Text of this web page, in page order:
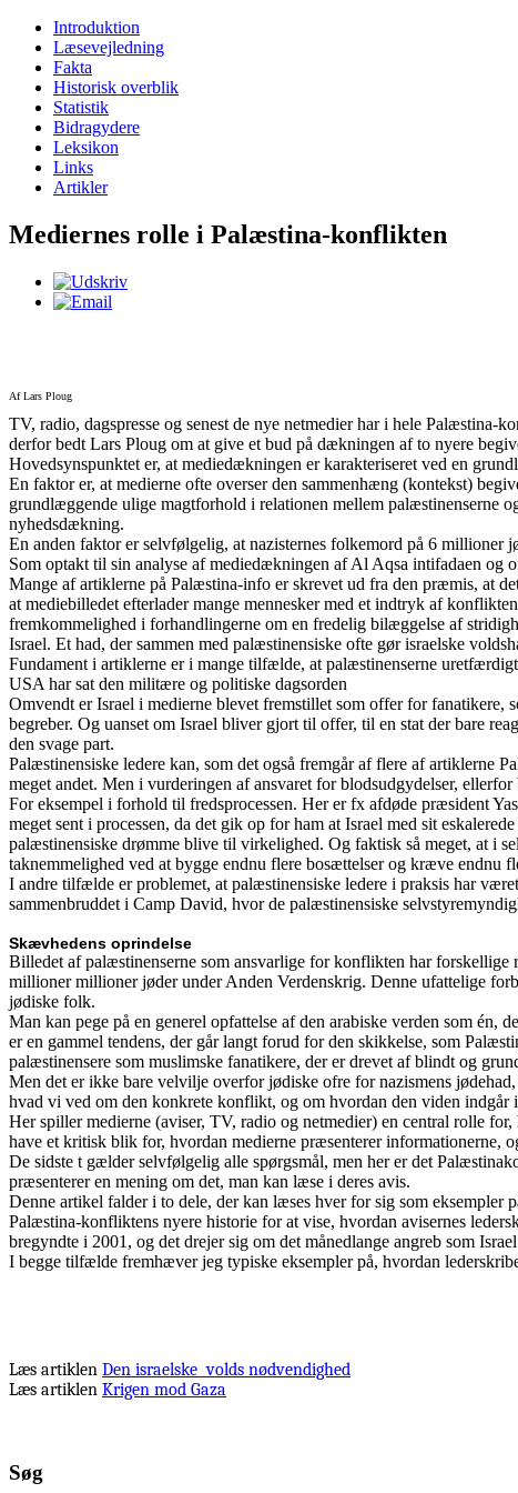
Introduktion
Læsevejledning
Fakta
Historisk overblik
Statistik
Bidragydere
Leksikon
Links
Artikler
Mediernes rolle i Palæstina-konflikten
Af Lars Ploug
TV, radio, dagspresse og senest de nye netmedier har i hele
derfor bedt Lars Ploug om at give et bud på dækningen af to nyere
Hovedsynspunktet er, at mediedækningen er karakteriseret ved en
En faktor er, at medierne ofte overser den sammenhæng (kontekst)
grundlæggende ulige magtforhold i relationen mellem palæstinenserne
nyhedsdækning.
En anden faktor er selvfølgelig, at nazisternes folkemord på 6 millioner
Som optakt til sin analyse af mediedækningen af Al Aqsa intifadaen og
Mange af artiklerne på Palæstina-info er skrevet ud fra den præmis, at
at mediebilledet efterlader mange mennesker med et indtryk af
fremkommelighed i forhandlingerne om en fredelig bilæggelse af
Israel. Et had, der sammen med palæstinensiske ofte gør israelske
Fundament i artiklerne er i mange tilfælde, at palæstinenserne
USA har sat den militære og politiske dagsorden
Omvendt er Israel i medierne blevet fremstillet som offer for fanatikere,
begreber. Og uanset om Israel bliver gjort til offer, til en stat der bare
den svage part.
Palæstinensiske ledere kan, som det også fremgår af flere af artiklerne
meget andet. Men i vurderingen af ansvaret for blodsudgydelser,
For eksempel i forhold til fredsprocessen. Her er fx afdøde præsident
meget sent i processen, da det gik op for ham at Israel med sit
palæstinensiske drømme blive til virkelighed. Og faktisk så meget, at i
taknemmelighed ved at bygge endnu flere bosættelser og kræve endnu
I andre tilfælde er problemet, at palæstinensiske ledere i praksis har
sammenbruddet i Camp David, hvor de palæstinensiske
Skævhedens oprindelse
Billedet af palæstinenserne som ansvarlige for konflikten har
millioner millioner jøder under Anden Verdenskrig. Denne ufattelige
jødiske folk.
Man kan pege på en generel opfattelse af den arabiske verden som
er en gammel tendens, der går langt forud for den skikkelse, som
palæstinensere som muslimske fanatikere, der er drevet af blindt og
Men det er ikke bare velvilje overfor jødiske ofre for nazismens
hvad vi ved om den konkrete konflikt, og om hvordan den viden indgår
Her spiller medierne (aviser, TV, radio og netmedier) en central rolle
have et kritisk blik for, hvordan medierne præsenterer informationerne,
De sidste t gælder selvfølgelig alle spørgsmål, men her er det
præsenterer en mening om det, man kan læse i deres avis.
Denne artikel falder i to dele, der kan læses hver for sig som eksempler
Palæstina-konfliktens nyere historie for at vise, hvordan avisernes
bregyndte i 2001, og det drejer sig om det månedlange angreb som
I begge tilfælde fremhæver jeg typiske eksempler på, hvordan
Læs artiklen Den israelske volds nødvendighed
Læs artiklen Krigen mod Gaza
Søg